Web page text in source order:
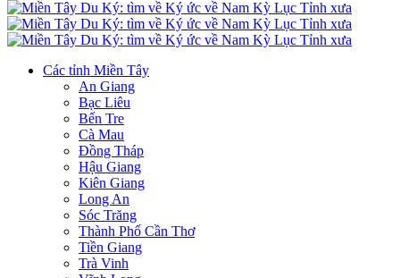
Các tỉnh Miền Tây
An Giang
Bạc Liêu
Bến Tre
Cà Mau
Đồng Tháp
Hậu Giang
Kiên Giang
Long An
Sóc Trăng
Thành Phố Cần Thơ
Tiền Giang
Trà Vinh